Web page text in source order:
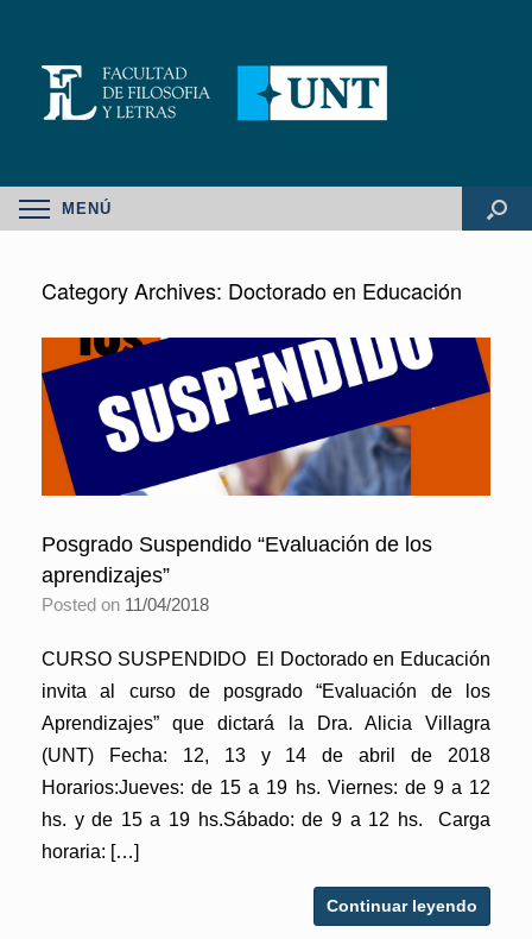
MENÚ
Category Archives: Doctorado en Educación
Posgrado Suspendido “Evaluación de los
aprendizajes”
Posted on 11/04/2018
CURSO SUSPENDIDO El Doctorado en Educación
invita al curso de posgrado “Evaluación de los
Aprendizajes” que dictará la Dra. Alicia Villagra
(UNT) Fecha: 12, 13 y 14 de abril de 2018
Horarios:Jueves: de 15 a 19 hs. Viernes: de 9 a 12
hs. y de 15 a 19 hs.Sábado: de 9 a 12 hs. Carga
horaria: […]
Continuar leyendo